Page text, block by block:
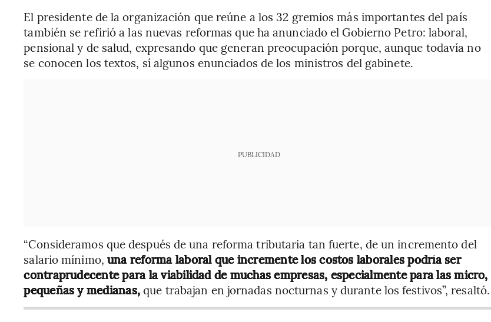
El presidente de la organización que reúne a los 32 gremios más importantes del país
también se refirió a las nuevas reformas que ha anunciado el Gobierno Petro: laboral,
pensional y de salud, expresando que generan preocupación porque, aunque todavía no
se conocen los textos, sí algunos enunciados de los ministros del gabinete.
PUBLICIDAD
“Consideramos que después de una reforma tributaria tan fuerte, de un incremento del
salario mínimo, una reforma laboral que incremente los costos laborales podría ser
contraprudecente para la viabilidad de muchas empresas, especialmente para las micro,
pequeñas y medianas,que trabajan en jornadas nocturnas y durante los festivos”, resaltó.